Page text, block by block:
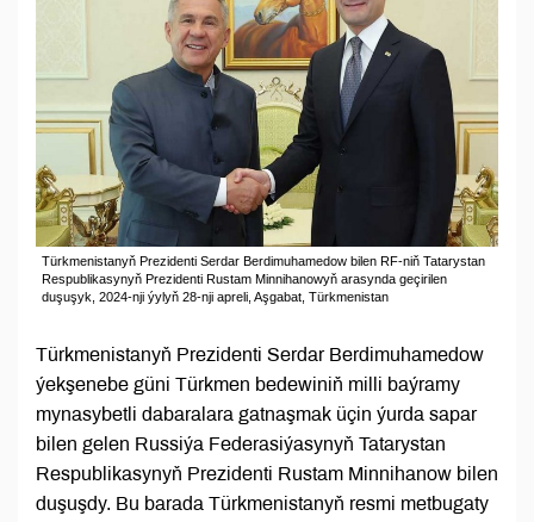
Türkmenistanyň Prezidenti Serdar Berdimuhamedow bilen RF-niň Tatarystan
Respublikasynyň Prezidenti Rustam Minnihanowyň arasynda geçirilen
duşuşyk, 2024-nji ýylyň 28-nji apreli, Aşgabat, Türkmenistan
Türkmenistanyň Prezidenti Serdar Berdimuhamedow
ýekşenebe güni Türkmen bedewiniň milli baýramy
mynasybetli dabaralara gatnaşmak üçin ýurda sapar
bilen gelen Russiýa Federasiýasynyň Tatarystan
Respublikasynyň Prezidenti Rustam Minnihanow bilen
duşuşdy. Bu barada Türkmenistanyň resmi metbugaty